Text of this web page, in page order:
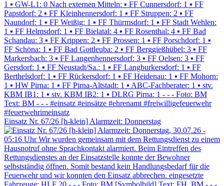
Einsatz Nr. 67/26 [h-klein] Alarmzeit: Donnerstag